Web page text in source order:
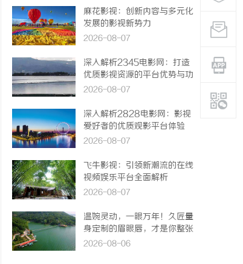
麻花影视：创新内容与多元化
发展的影视新势力
2026-08-07
深入解析2345电影网：打造
优质影视资源的平台优势与功
能详解
2026-08-07
深入解析2828电影网：影视
爱好者的优质观影平台体验
2026-08-07
飞牛影视：引领新潮流的在线
视频娱乐平台全面解析
2026-08-07
温婉灵动，一眼万年！久匠量
身定制的眉眼唇，才是你整张
脸的点睛之笔！淡颜系女生的
2026-08-06